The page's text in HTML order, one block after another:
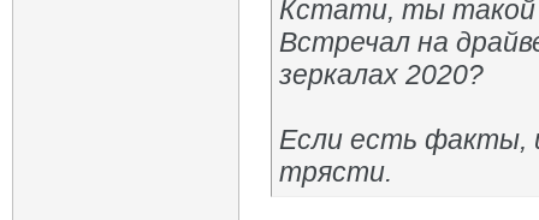
Кстати, ты такой
Встречал на
зеркалах 2020?
Если есть факты,
трясти.